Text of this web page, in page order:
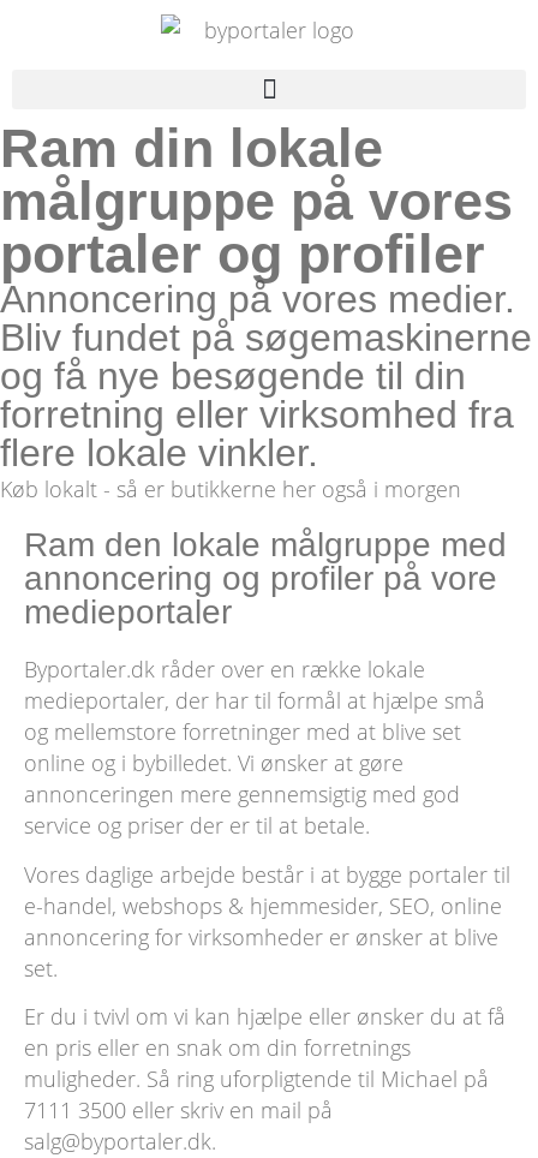
Annoncering på vores medier.
Bliv fundet på søgemaskinerne
og få nye besøgende til din
forretning eller virksomhed fra
flere lokale vinkler.
Ram din lokale
målgruppe på vores
portaler og profiler
Køb lokalt - så er butikkerne her også i morgen
Ram den lokale målgruppe med
annoncering og profiler på vore
medieportaler
Byportaler.dk råder over en række lokale
medieportaler, der har til formål at hjælpe små
og mellemstore forretninger med at blive set
online og i bybilledet. Vi ønsker at gøre
annonceringen mere gennemsigtig med god
service og priser der er til at betale.
Vores daglige arbejde består i at bygge portaler til
e-handel, webshops & hjemmesider, SEO, online
annoncering for virksomheder er ønsker at blive
set.
Er du i tvivl om vi kan hjælpe eller ønsker du at få
en pris eller en snak om din forretnings
muligheder. Så ring uforpligtende til Michael på
7111 3500 eller skriv en mail på
salg@byportaler.dk.